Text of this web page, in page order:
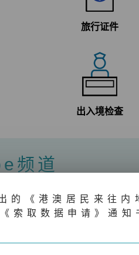
旅行证件
出入境检查
频道
的《港澳居民来往内
索取数据申请》通知